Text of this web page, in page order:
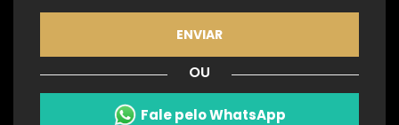
ENVIAR
OU
Fale pelo WhatsApp